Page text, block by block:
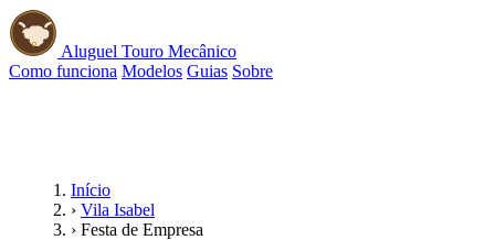
Aluguel Touro Mecânico
Como funciona Modelos Guias Sobre
Início
› Vila Isabel
› Festa de Empresa